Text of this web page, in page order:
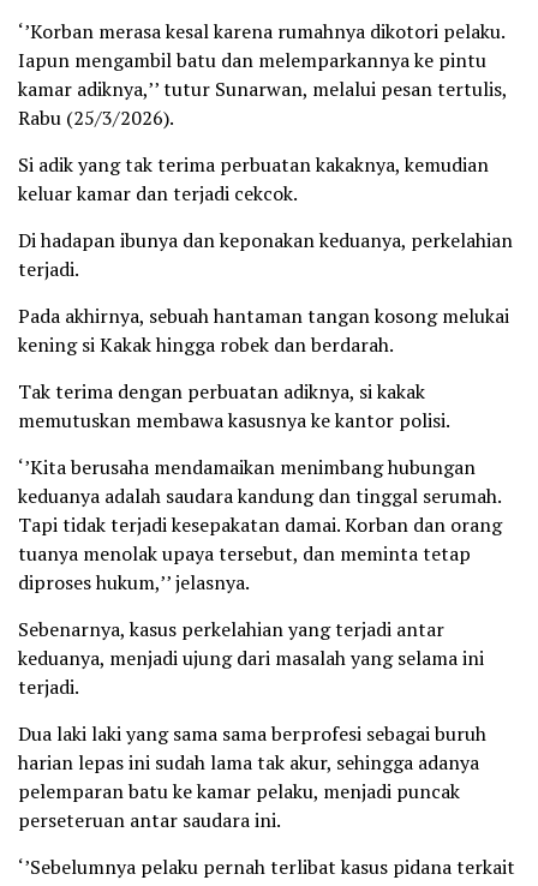
‘’Korban merasa kesal karena rumahnya dikotori pelaku.
Iapun mengambil batu dan melemparkannya ke pintu
kamar adiknya,’’ tutur Sunarwan, melalui pesan tertulis,
Rabu (25/3/2026).
Si adik yang tak terima perbuatan kakaknya, kemudian
keluar kamar dan terjadi cekcok.
Di hadapan ibunya dan keponakan keduanya, perkelahian
terjadi.
Pada akhirnya, sebuah hantaman tangan kosong melukai
kening si Kakak hingga robek dan berdarah.
Tak terima dengan perbuatan adiknya, si kakak
memutuskan membawa kasusnya ke kantor polisi.
‘’Kita berusaha mendamaikan menimbang hubungan
keduanya adalah saudara kandung dan tinggal serumah.
Tapi tidak terjadi kesepakatan damai. Korban dan orang
tuanya menolak upaya tersebut, dan meminta tetap
diproses hukum,’’ jelasnya.
Sebenarnya, kasus perkelahian yang terjadi antar
keduanya, menjadi ujung dari masalah yang selama ini
terjadi.
Dua laki laki yang sama sama berprofesi sebagai buruh
harian lepas ini sudah lama tak akur, sehingga adanya
pelemparan batu ke kamar pelaku, menjadi puncak
perseteruan antar saudara ini.
‘’Sebelumnya pelaku pernah terlibat kasus pidana terkait